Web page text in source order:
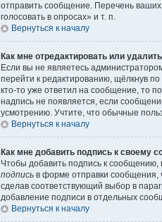
отправить сообщение. Перечень
голосовать в опросах» и т. п.
Вернуться к началу
Как мне отредактировать или
Если вы не являетесь
перейти к редактированию, щёлкнув по
кто-то уже ответил на сообщение, то
надпись не появляется, если
усмотрению. Учтите, что обычные
Вернуться к началу
Как мне добавить подпись к своему
Чтобы добавить подпись к
подпись в форме отправки сообщения,
сделав соответствующий выбор в
добавление подписи в отдельных
Вернуться к началу